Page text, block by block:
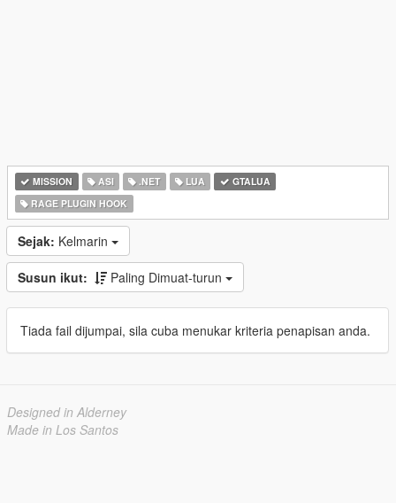
MISSION ASI .NET LUA
GTALUA
RAGE PLUGIN HOOK
Sejak: Kelmarin
Susun ikut: Paling Dimuat-turun
Tiada fail dijumpai, sila cuba menukar kriteria penapisan anda.
Designed in Alderney
Made in Los Santos